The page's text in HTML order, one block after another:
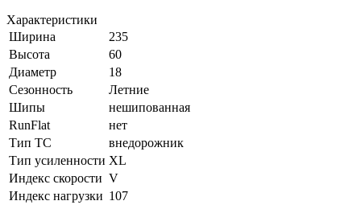
Характеристики
Ширина
235
Высота
60
Диаметр
18
Сезонность
Летние
Шипы
нешипованная
RunFlat
нет
Тип ТС
внедорожник
Тип усиленности XL
Индекс скорости V
Индекс нагрузки 107